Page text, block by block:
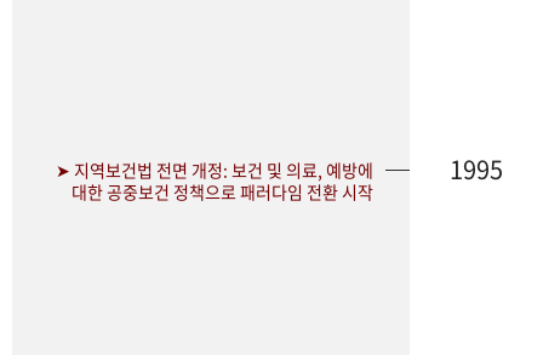
➤ 지역보건법 전면 개정: 보건 및 의료, 예방에
대한 공중보건 정책으로 패러다임 전환 시작
1995